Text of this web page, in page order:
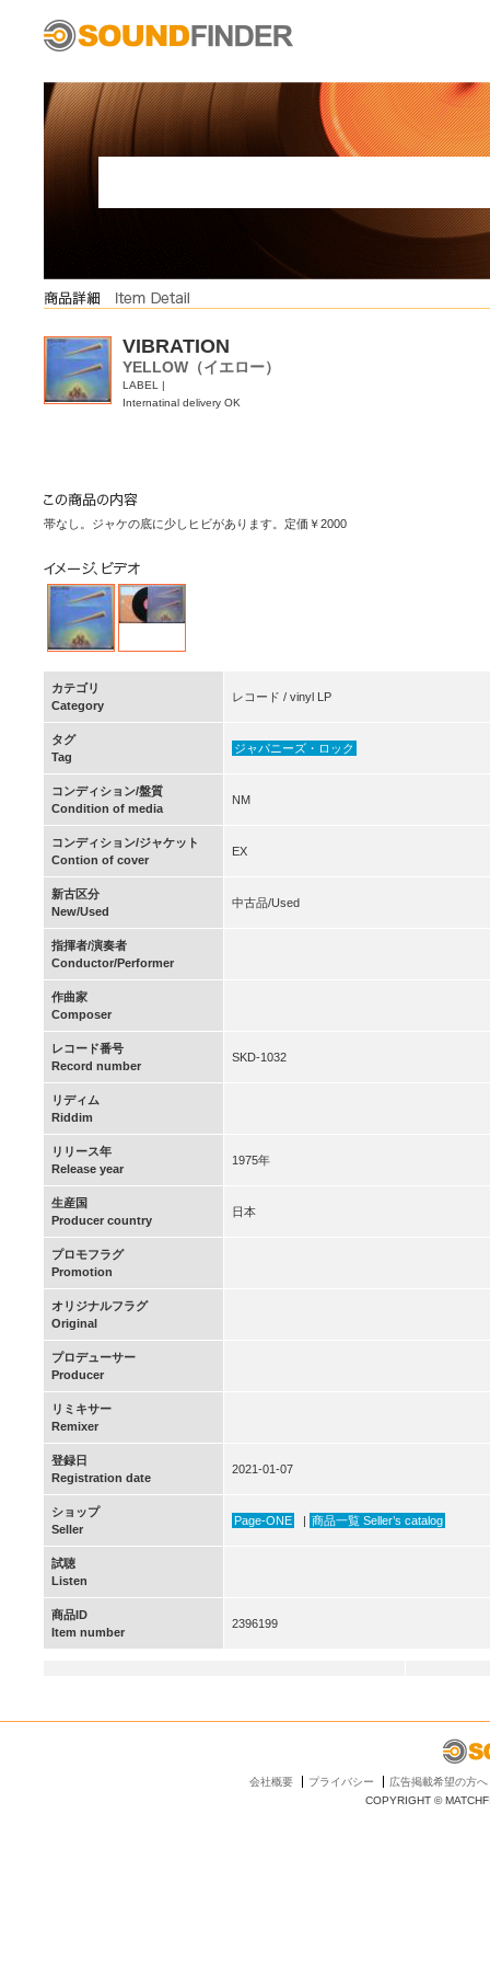
VIBRATION
YELLOW（イエロー）
LABEL |
Internatinal delivery OK
帯なし。ジャケの底に少しヒビがあります。定価￥2000
カテゴリ
Category
レコード / vinyl LP
タグ
Tag
ジャパニーズ・ロック
コンディション/盤質
Condition of media
NM
コンディション/ジャケット
Contion of cover
EX
新古区分
New/Used
中古品/Used
指揮者/演奏者
Conductor/Performer
作曲家
Composer
レコード番号
Record number
SKD-1032
リディム
Riddim
リリース年
Release year
1975年
生産国
Producer country
日本
プロモフラグ
Promotion
オリジナルフラグ
Original
プロデューサー
Producer
リミキサー
Remixer
登録日
Registration date
2021-01-07
ショップ
Seller
Page-ONE | 商品一覧 Seller’s catalog
試聴
Listen
商品ID
Item number
2396199
会社概要 プライバシー
広告掲載希望の方へ
COPYRIGHT ©